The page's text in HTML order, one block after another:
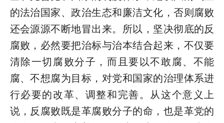
的法治国家、政治生态和廉洁文化，否则腐败
还会源源不断地冒出来。所以，坚决彻底的反
腐败，必然要把治标与治本结合起来，不仅要
清除一切腐败分子，而且要以不敢腐、不能
腐、不想腐为目标，对党和国家的治理体系进
行必要的改革、调整和完善。从这个意义上
说，反腐败既是革腐败分子的命，也是革党的